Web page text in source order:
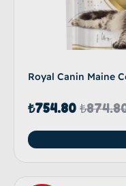
Royal Canin Maine
₺
₺754.80